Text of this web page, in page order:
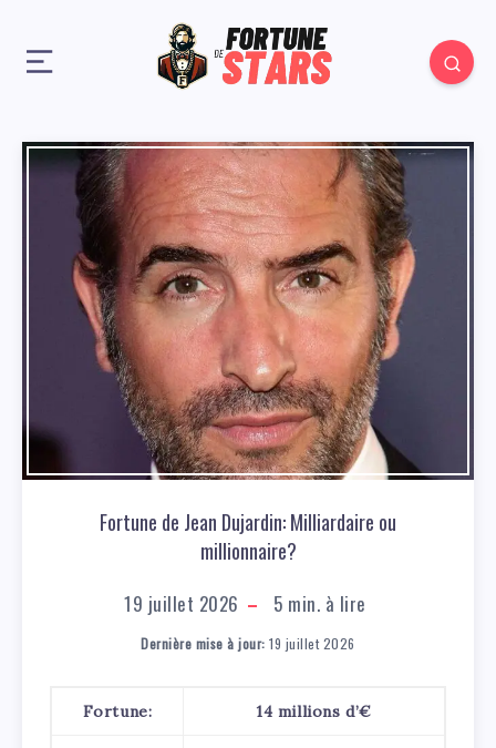
Fortune de Jean Dujardin: Milliardaire ou
millionnaire?
19 juillet 2026 5 min. à lire
Dernière mise à jour: 19 juillet 2026
Fortune: 14 millions d’€